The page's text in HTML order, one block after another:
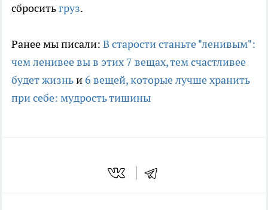
сброситьгруз.
Ранее мы писали: В старости станьте "ленивым":
чем ленивее вы в этих 7 вещах, тем счастливее
будет жизньи 6 вещей, которые лучше хранить
при себе: мудрость тишины